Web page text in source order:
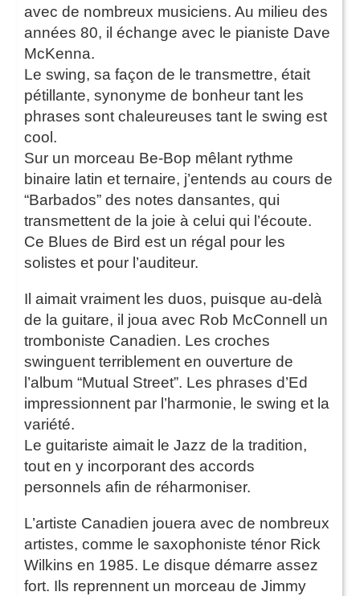
avec de nombreux musiciens. Au milieu des
années 80, il échange avec le pianiste Dave
McKenna.
Le swing, sa façon de le transmettre, était
pétillante, synonyme de bonheur tant les
phrases sont chaleureuses tant le swing est
cool.
Sur un morceau Be-Bop mêlant rythme
binaire latin et ternaire, j’entends au cours de
“Barbados” des notes dansantes, qui
transmettent de la joie à celui qui l’écoute.
Ce Blues de Bird est un régal pour les
solistes et pour l’auditeur.
Il aimait vraiment les duos, puisque au-delà
de la guitare, il joua avec Rob McConnell un
tromboniste Canadien. Les croches
swinguent terriblement en ouverture de
l’album “Mutual Street”. Les phrases d’Ed
impressionnent par l’harmonie, le swing et la
variété.
Le guitariste aimait le Jazz de la tradition,
tout en y incorporant des accords
personnels afin de réharmoniser.
L’artiste Canadien jouera avec de nombreux
artistes, comme le saxophoniste ténor Rick
Wilkins en 1985. Le disque démarre assez
fort. Ils reprennent un morceau de Jimmy